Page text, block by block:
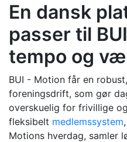
En dansk
passer til
tempo og
BUI - Motion får en
foreningsdrift, som gør
overskuelig for frivillige
fleksibelt medlemssystem
Motions hverdag, samler